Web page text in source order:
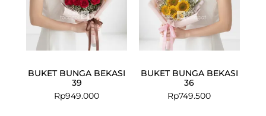
BUKET BUNGA BEKASI
39
Rp949.000
BUKET BUNGA BEKASI
36
Rp749.500